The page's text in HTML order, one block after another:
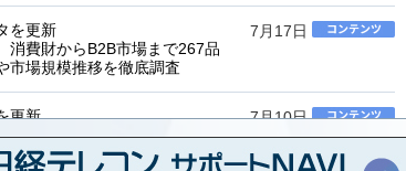
7月17日
を更新
消費財からB2B市場まで267品
市場規模推移を徹底調査
7月10日
更新
「システムインテグレーター」